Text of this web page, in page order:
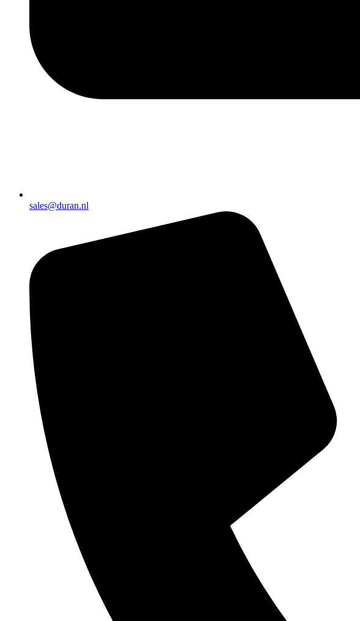
sales@duran.nl